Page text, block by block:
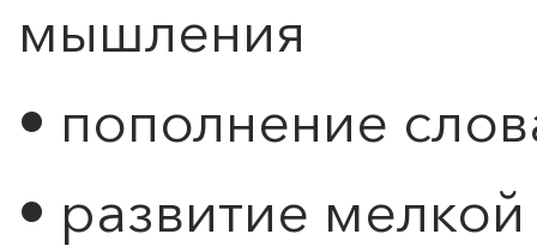
мышления
• пополнение
• развитие